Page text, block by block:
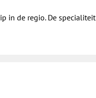
in de regio. De specialiteit